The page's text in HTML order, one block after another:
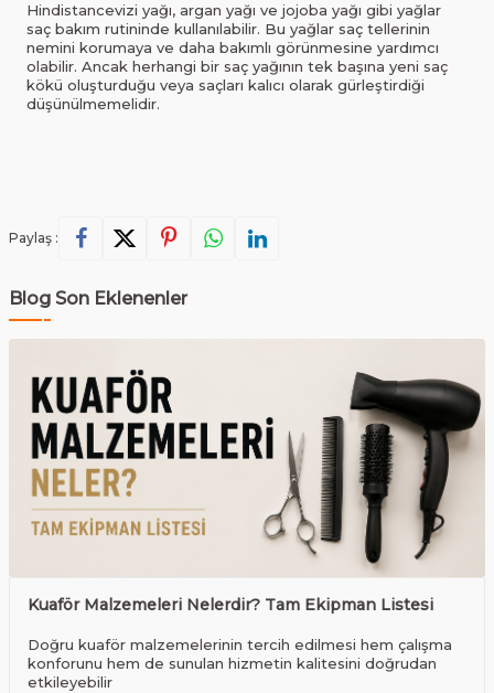
Hindistancevizi yağı, argan yağı ve jojoba yağı gibi yağlar
saç bakım rutininde kullanılabilir. Bu yağlar saç tellerinin
nemini korumaya ve daha bakımlı görünmesine yardımcı
olabilir. Ancak herhangi bir saç yağının tek başına yeni saç
kökü oluşturduğu veya saçları kalıcı olarak gürleştirdiği
düşünülmemelidir.
Paylaş :
Blog Son Eklenenler
Kuaför Malzemeleri Nelerdir? Tam Ekipman Listesi
Doğru kuaför malzemelerinin tercih edilmesi hem çalışma
konforunu hem de sunulan hizmetin kalitesini doğrudan
etkileyebilir